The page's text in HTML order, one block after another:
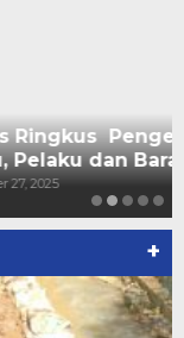
Pengedar
Baran…
+